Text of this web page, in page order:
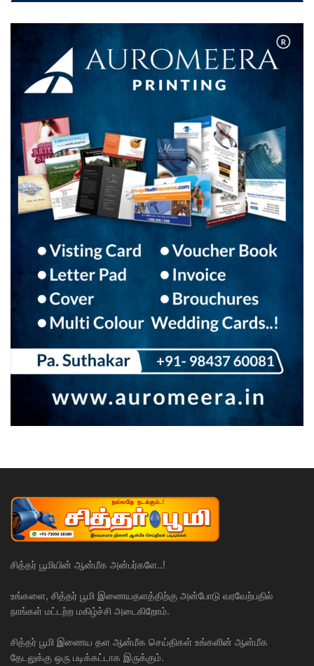
சித்தர் பூமியின் ஆன்மீக அன்பர்களே..!
உங்களை, சித்தர் பூமி இணையதளத்திற்கு அன்போடு வரவேற்பதில்
நாங்கள் மட்டற்ற மகிழ்ச்சி அடைகிறோம்.
சித்தர் பூமி இணைய தள ஆன்மீக செய்திகள் உங்களின் ஆன்மீக
தேடலுக்கு ஒரு படிக்கட்டாக இருக்கும்.